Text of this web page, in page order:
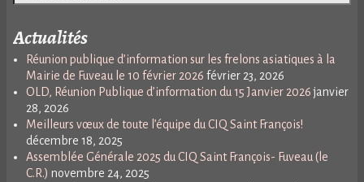
Actualités
Réunion publique d’information sur les frelons asiatiques à la
Mairie de Fuveau le 10 février 2026 février 23, 2026
OLD, Réunion Publique d’information du 15 Janvier 2026 janvier
28, 2026
Meilleurs vœux de toute l’équipe du CIQ Saint François!
décembre 18, 2025
Assemblée Générale 2025 du CIQ Saint François- Fuveau (le
C.R.) novembre 24, 2025